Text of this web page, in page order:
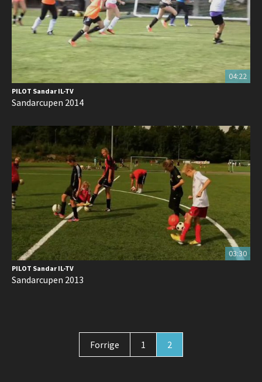
04:22
PILOT Sandar IL-TV
Sandarcupen 2014
03:30
PILOT Sandar IL-TV
Sandarcupen 2013
Forrige 1 2